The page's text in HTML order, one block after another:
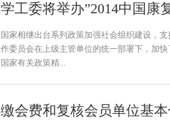
工委将举办”2014中国康
家相继出台系列政策加强社会组织建设，
委员会在上级主管单位的统一部署下，加
家有关政策精...
会费和复核会员单位基